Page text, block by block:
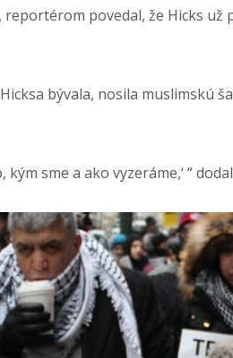
reportérom povedal, že Hicks
bývala, nosila muslimskú
kým sme a ako vyzeráme,‘ “